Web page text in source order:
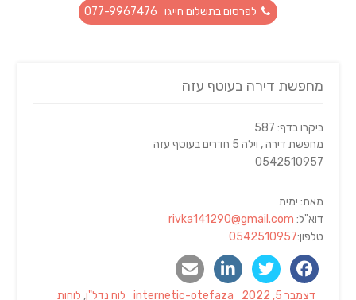
לפרסום בתשלום חייגו 077-9967476
מחפשת דירה בעוטף עזה
ביקרו בדף: 587
מחפשת דירה , וילה 5 חדרים בעוטף עזה
0542510957
מאת: ימית
דוא"ל: rivka141290@gmail.com
טלפון:0542510957
Posted
דצמבר 5, 2022 Author
internetic-otefaza
Categories
לוח נדל"ן, לוחות